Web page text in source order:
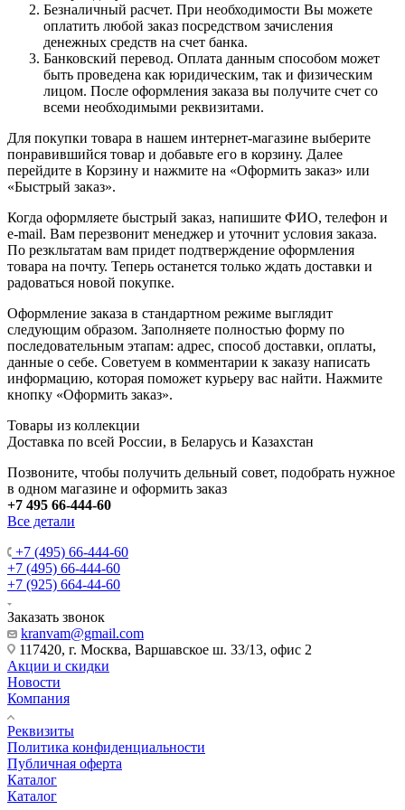
Безналичный расчет. При необходимости Вы можете
оплатить любой заказ посредством зачисления
денежных средств на счет банка.
Банковский перевод. Оплата данным способом может
быть проведена как юридическим, так и физическим
лицом. После оформления заказа вы получите счет со
всеми необходимыми реквизитами.
Для покупки товара в нашем интернет-магазине выберите
понравившийся товар и добавьте его в корзину. Далее
перейдите в Корзину и нажмите на «Оформить заказ» или
«Быстрый заказ».
Когда оформляете быстрый заказ, напишите ФИО, телефон и
e-mail. Вам перезвонит менеджер и уточнит условия заказа.
По резкльтатам вам придет подтверждение оформления
товара на почту. Теперь останется только ждать доставки и
радоваться новой покупке.
Оформление заказа в стандартном режиме выглядит
следующим образом. Заполняете полностью форму по
последовательным этапам: адрес, способ доставки, оплаты,
данные о себе. Советуем в комментарии к заказу написать
информацию, которая поможет курьеру вас найти. Нажмите
кнопку «Оформить заказ».
Товары из коллекции
Доставка по всей России, в Беларусь и Казахстан
Позвоните, чтобы получить дельный совет, подобрать нужное
в одном магазине и оформить заказ
+7 495 66-444-60
Все детали
+7 (495) 66-444-60
+7 (495) 66-444-60
+7 (925) 664-44-60
Заказать звонок
kranvam@gmail.com
117420, г. Москва, Варшавское ш. 33/13, офис 2
Акции и скидки
Новости
Компания
Реквизиты
Политика конфиденциальности
Публичная оферта
Каталог
Каталог